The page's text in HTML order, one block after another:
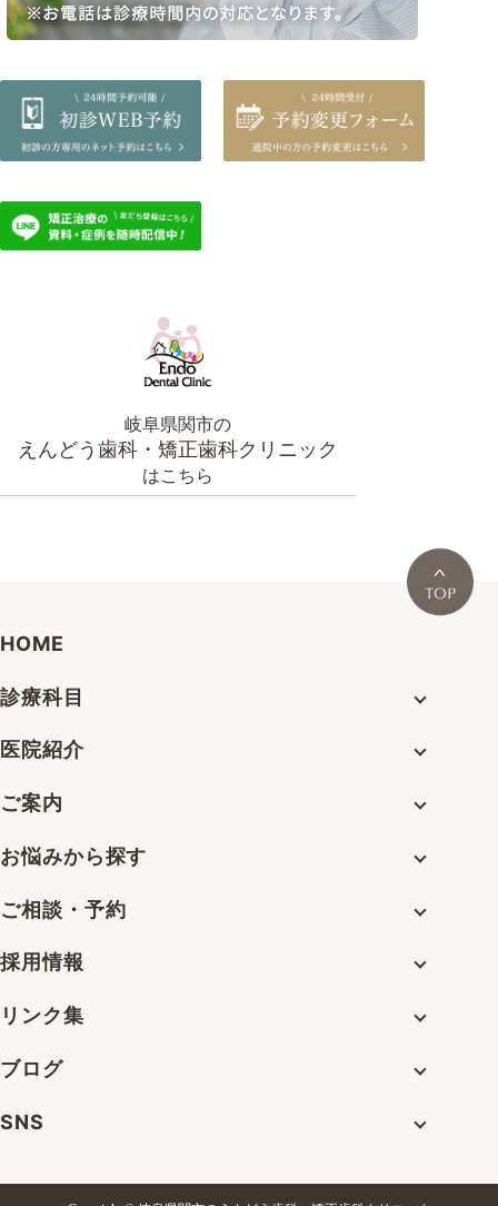
岐阜県関市の
えんどう歯科・矯正歯科クリニック
はこちら
HOME
診療科目
医院紹介
ご案内
お悩みから探す
ご相談・予約
採用情報
リンク集
ブログ
SNS